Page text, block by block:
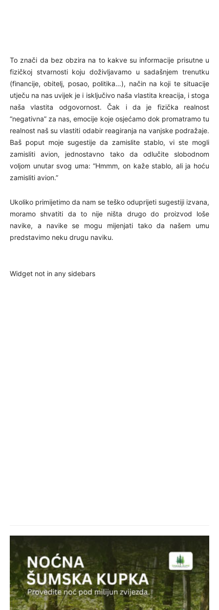
To znači da bez obzira na to kakve su informacije prisutne u
fizičkoj stvarnosti koju doživljavamo u sadašnjem trenutku
(financije, obitelj, posao, politika…), način na koji te situacije
utječu na nas uvijek je i isključivo naša vlastita kreacija, i stoga
naša vlastita odgovornost. Čak i da je fizička realnost
“negativna” za nas, emocije koje osjećamo dok promatramo tu
realnost naš su vlastiti odabir reagiranja na vanjske podražaje.
Baš poput moje sugestije da zamislite stablo, vi ste mogli
zamisliti avion, jednostavno tako da odlučite slobodnom
voljom unutar svog uma: “Hmmm, on kaže stablo, ali ja hoću
zamisliti avion.”
Ukoliko primijetimo da nam se teško oduprijeti sugestiji izvana,
moramo shvatiti da to nije ništa drugo do proizvod loše
navike, a navike se mogu mijenjati tako da našem umu
predstavimo neku drugu naviku.
Widget not in any sidebars